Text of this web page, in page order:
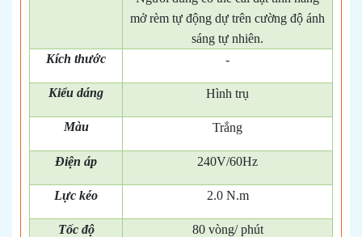
mở rèm tự động dự trên cường độ ánh
sáng tự nhiên.
Kích thước
-
Kiểu dáng Hình trụ
Màu Trắng
Điện áp 240V/60Hz
Lực kéo 2.0 N.m
Tốc độ 80 vòng/ phút